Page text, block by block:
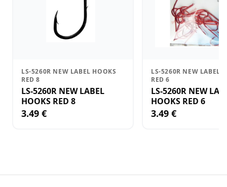
LS-5260R NEW LABEL HOOKS
RED 8
LS-5260R NEW LABEL
HOOKS RED 8
3.49 €
LS-5260R NEW LABEL
RED 6
LS-5260R NEW
HOOKS RED 6
3.49 €